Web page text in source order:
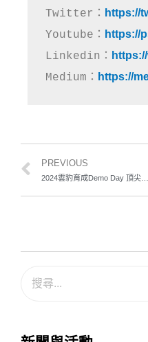
Twitter： https://
Youtube： https://
Linkedin：
Medium： https://
PREVIOUS